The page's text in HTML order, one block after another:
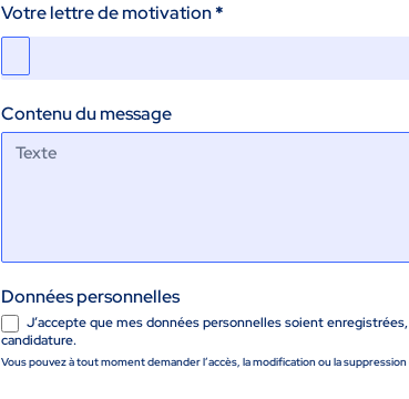
Votre lettre de motivation*
Contenu du message
Données personnelles
J’accepte que mes données personnelles soient
candidature.
Vous pouvez à tout moment demander l’accès, la modification ou la